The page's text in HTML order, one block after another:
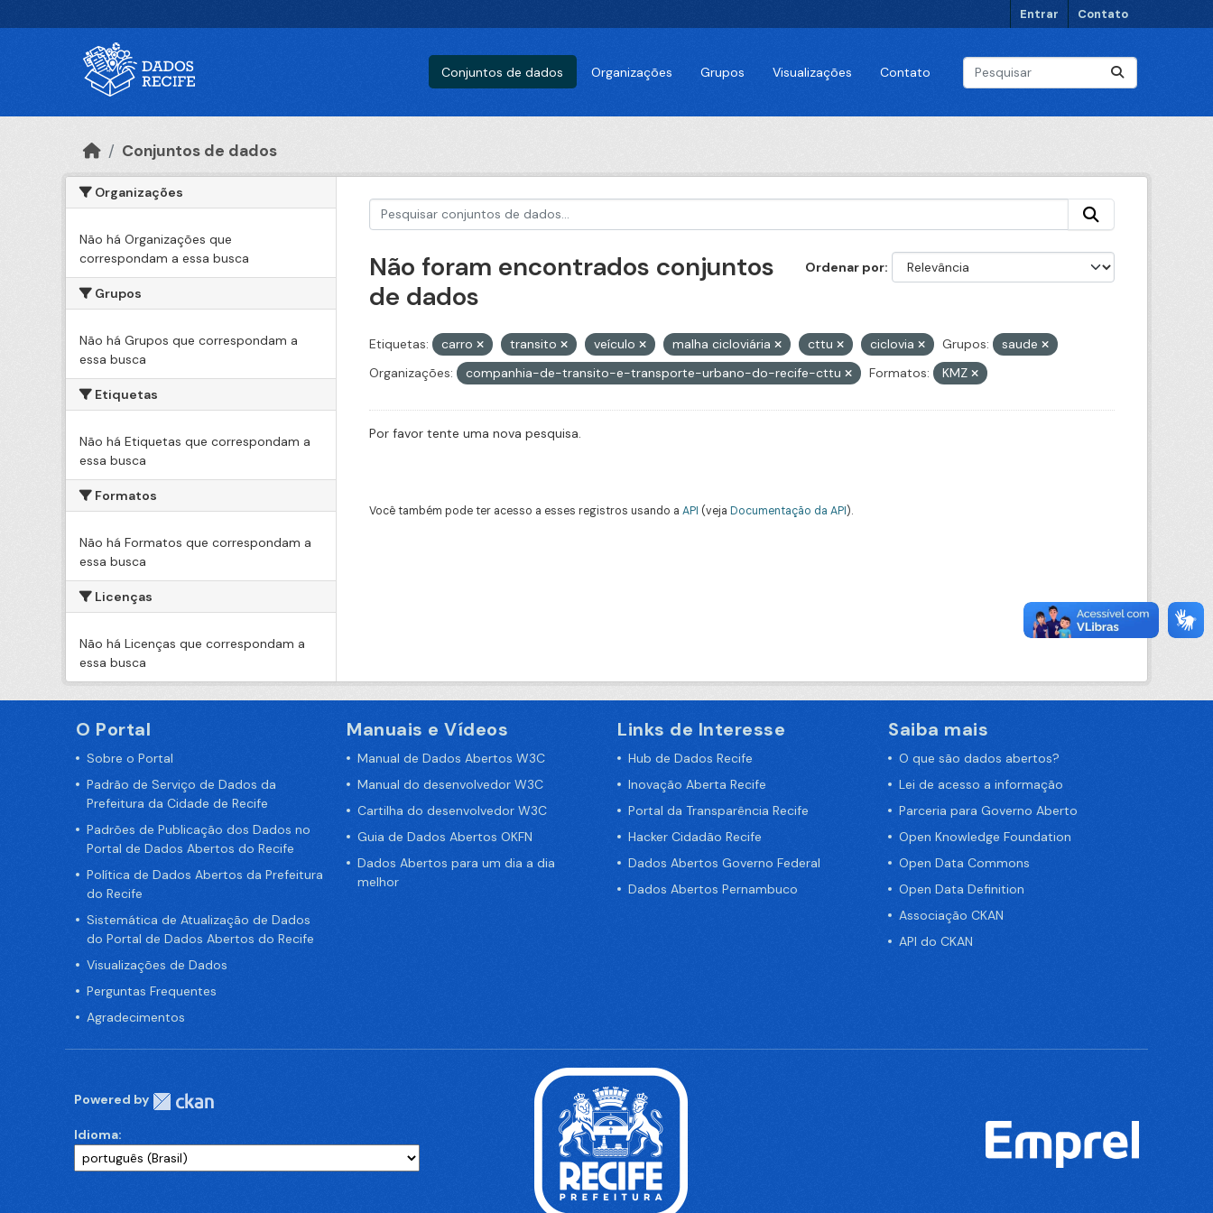
Entrar Contato
Conjuntos de dados Organizações Grupos Visualizações Contato
Conjuntos de dados
Organizações
Não há Organizações que
correspondam a essa busca
Grupos
Não há Grupos que correspondam a
essa busca
Etiquetas
Não há Etiquetas que correspondam a
essa busca
Formatos
Não há Formatos que correspondam a
essa busca
Licenças
Não há Licenças que correspondam a
essa busca
Ordenar por
Não foram encontrados conjuntos
de dados
Etiquetas: carro transito veículo malha cicloviária cttu ciclovia Grupos:
saude
Organizações:
companhia-de-transito-e-transporte-urbano-do-recife-cttu Formatos: KMZ
Por favor tente uma nova pesquisa.
Você também pode ter acesso a esses registros usando a API (veja Documentação da API).
O Portal
Sobre o Portal
Padrão de Serviço de Dados da
Prefeitura da Cidade de Recife
Padrões de Publicação dos Dados no
Portal de Dados Abertos do Recife
Política de Dados Abertos da Prefeitura
do Recife
Sistemática de Atualização de Dados
do Portal de Dados Abertos do Recife
Visualizações de Dados
Perguntas Frequentes
Agradecimentos
Manuais e Vídeos
Manual de Dados Abertos W3C
Manual do desenvolvedor W3C
Cartilha do desenvolvedor W3C
Guia de Dados Abertos OKFN
Dados Abertos para um dia a dia
melhor
Links de Interesse
Hub de Dados Recife
Inovação Aberta Recife
Portal da Transparência Recife
Hacker Cidadão Recife
Dados Abertos Governo Federal
Dados Abertos Pernambuco
Saiba mais
O que são dados abertos?
Lei de acesso a informação
Parceria para Governo Aberto
Open Knowledge Foundation
Open Data Commons
Open Data Definition
Associação CKAN
API do CKAN
Powered by
Idioma